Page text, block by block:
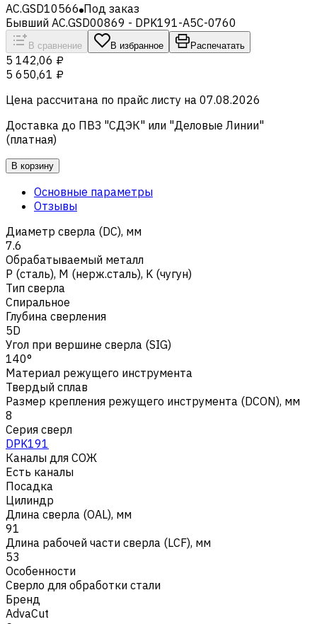
AC.GSD10566 Под заказ
Бывший AC.GSD00869 - DPK191-A5C-0760
В сравнение В избранное Распечатать
5 142,06 ₽
5 650,61 ₽
Цена рассчитана по прайс листу на 07.08.2026
Доставка до ПВЗ "СДЭК" или "Деловые Линии"
(платная)
В корзину
Основные параметры
Отзывы
Диаметр сверла (DC), мм
7.6
Обрабатываемый металл
Р (сталь), M (нерж.сталь), K (чугун)
Тип сверла
Спиральное
Глубина сверления
5D
Угол при вершине сверла (SIG)
140°
Материал режущего инструмента
Твердый сплав
Размер крепления режущего инструмента (DCON), мм
8
Серия сверл
DPK191
Каналы для СОЖ
Есть каналы
Посадка
Цилиндр
Длина сверла (OAL), мм
91
Длина рабочей части сверла (LCF), мм
53
Особенности
Сверло для обработки стали
Бренд
AdvaCut